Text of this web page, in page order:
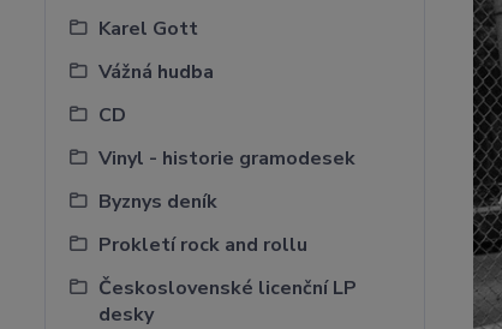
Karel Gott
Vážná hudba
CD
Vinyl - historie gramodesek
Byznys deník
Prokletí rock and rollu
Československé licenční LP
desky